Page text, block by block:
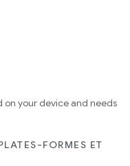
on your device and needs
FORMES ET